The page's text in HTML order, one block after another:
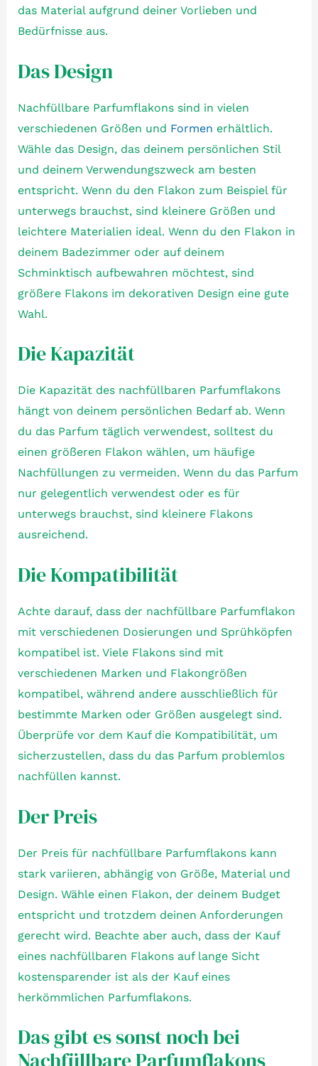
das Material aufgrund deiner Vorlieben und
Bedürfnisse aus.
Das Design
Nachfüllbare Parfumflakons sind in vielen
verschiedenen Größen und Formen erhältlich.
Wähle das Design, das deinem persönlichen Stil
und deinem Verwendungszweck am besten
entspricht. Wenn du den Flakon zum Beispiel für
unterwegs brauchst, sind kleinere Größen und
leichtere Materialien ideal. Wenn du den Flakon in
deinem Badezimmer oder auf deinem
Schminktisch aufbewahren möchtest, sind
größere Flakons im dekorativen Design eine gute
Wahl.
Die Kapazität
Die Kapazität des nachfüllbaren Parfumflakons
hängt von deinem persönlichen Bedarf ab. Wenn
du das Parfum täglich verwendest, solltest du
einen größeren Flakon wählen, um häufige
Nachfüllungen zu vermeiden. Wenn du das Parfum
nur gelegentlich verwendest oder es für
unterwegs brauchst, sind kleinere Flakons
ausreichend.
Die Kompatibilität
Achte darauf, dass der nachfüllbare Parfumflakon
mit verschiedenen Dosierungen und Sprühköpfen
kompatibel ist. Viele Flakons sind mit
verschiedenen Marken und Flakongrößen
kompatibel, während andere ausschließlich für
bestimmte Marken oder Größen ausgelegt sind.
Überprüfe vor dem Kauf die Kompatibilität, um
sicherzustellen, dass du das Parfum problemlos
nachfüllen kannst.
Der Preis
Der Preis für nachfüllbare Parfumflakons kann
stark variieren, abhängig von Größe, Material und
Design. Wähle einen Flakon, der deinem Budget
entspricht und trotzdem deinen Anforderungen
gerecht wird. Beachte aber auch, dass der Kauf
eines nachfüllbaren Flakons auf lange Sicht
kostensparender ist als der Kauf eines
herkömmlichen Parfumflakons.
Das gibt es sonst noch bei
Nachfüllbare Parfumflakons